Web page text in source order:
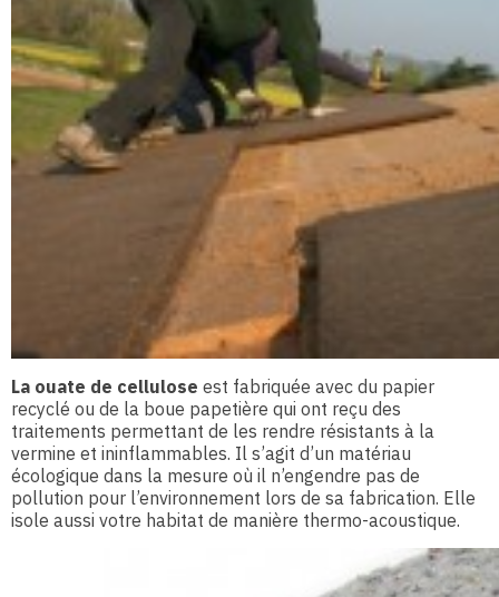
La ouate de cellulose est fabriquée avec du papier
recyclé ou de la boue papetière qui ont reçu des
traitements permettant de les rendre résistants à la
vermine et ininflammables. Il s’agit d’un matériau
écologique dans la mesure où il n’engendre pas de
pollution pour l’environnement lors de sa fabrication. Elle
isole aussi votre habitat de manière thermo-acoustique.